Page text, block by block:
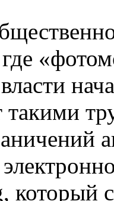
такими
который